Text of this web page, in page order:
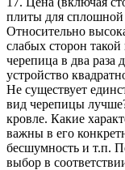
плиты для сплошной
Относительно
слабых сторон
черепица в два раза
устройство
Не существует
вид черепицы
кровле. Какие
важны в его
бесшумность и т.п.
выбор в